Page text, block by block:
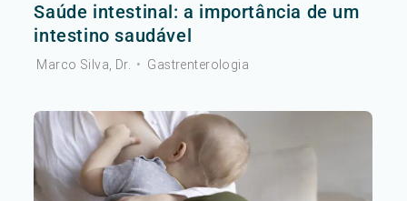
Saúde intestinal: a importância de um
intestino saudável
Marco Silva, Dr. • Gastrenterologia